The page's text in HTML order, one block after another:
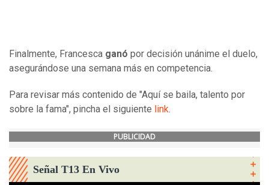
Finalmente, Francesca ganó por decisión unánime el duelo,
asegurándose una semana más en competencia.
Para revisar más contenido de "Aquí se baila, talento por
sobre la fama", pincha el siguiente link.
PUBLICIDAD
Señal T13 En Vivo